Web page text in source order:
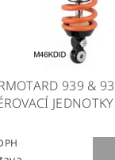
939 &
DPH